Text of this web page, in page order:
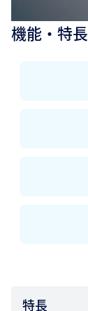
機能・特長
特長